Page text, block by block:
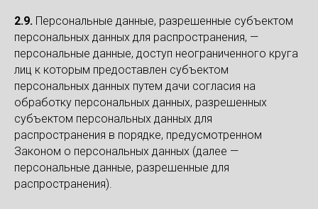
2.9. Персональные данные, разрешенные субъектом
персональных данных для распространения, —
персональные данные, доступ неограниченного круга
лиц к которым предоставлен субъектом
персональных данных путем дачи согласия на
обработку персональных данных, разрешенных
субъектом персональных данных для
распространения в порядке, предусмотренном
Законом о персональных данных (далее —
персональные данные, разрешенные для
распространения).